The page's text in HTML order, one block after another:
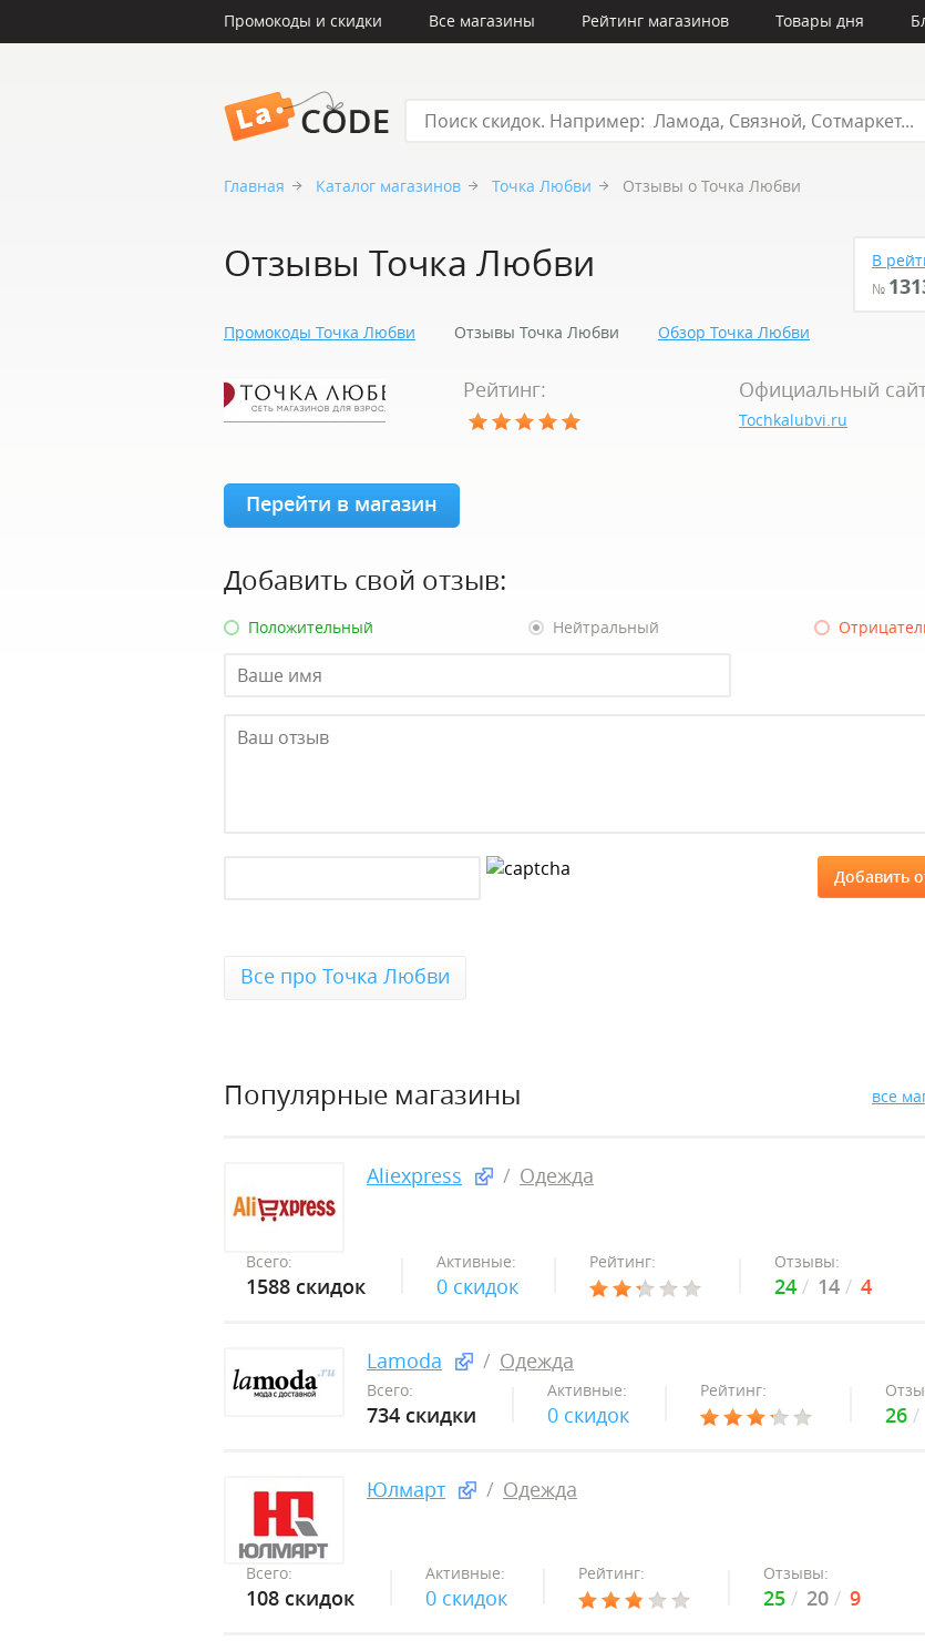
Промокоды и скидки Все магазины Рейтинг магазинов Товары дня
Главная Каталог магазинов Точка Любви Отзывы о Точка Любви
Отзывы Точка Любви В
№
Промокоды Точка Любви Отзывы Точка Любви Обзор Точка Любви
Рейтинг: Официальный
Tochkalubvi.ru
Перейти в магазин
Добавить свой отзыв:
Положительный Нейтральный
Все про Точка Любви
Популярные магазины все
Aliexpress Одежда
Всего:
1588 скидок
Активные:
0 скидок
Рейтинг: Отзывы:
24 14 4
Lamoda Одежда
Всего:
734 скидки
Активные:
0 скидок
Рейтинг:
26
Юлмарт Одежда
Всего:
108 скидок
Активные:
0 скидок
Рейтинг: Отзывы:
25 20 9